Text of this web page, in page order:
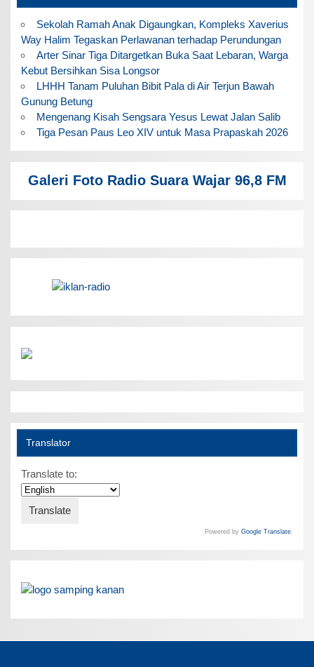
Sekolah Ramah Anak Digaungkan, Kompleks Xaverius
Way Halim Tegaskan Perlawanan terhadap Perundungan
Arter Sinar Tiga Ditargetkan Buka Saat Lebaran, Warga
Kebut Bersihkan Sisa Longsor
LHHH Tanam Puluhan Bibit Pala di Air Terjun Bawah
Gunung Betung
Mengenang Kisah Sengsara Yesus Lewat Jalan Salib
Tiga Pesan Paus Leo XIV untuk Masa Prapaskah 2026
Galeri Foto Radio Suara Wajar 96,8 FM
Translator
Translate to:
Powered by Google Translate.